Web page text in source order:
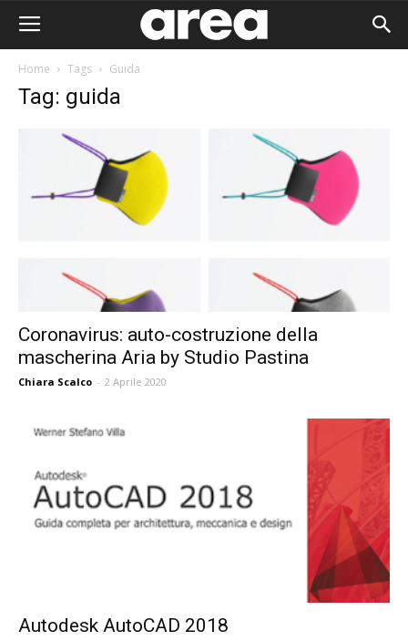
Home Tags Guida
Tag: guida
Coronavirus: auto-costruzione della
mascherina Aria by Studio Pastina
Chiara Scalco - 2 Aprile 2020
Autodesk AutoCAD 2018